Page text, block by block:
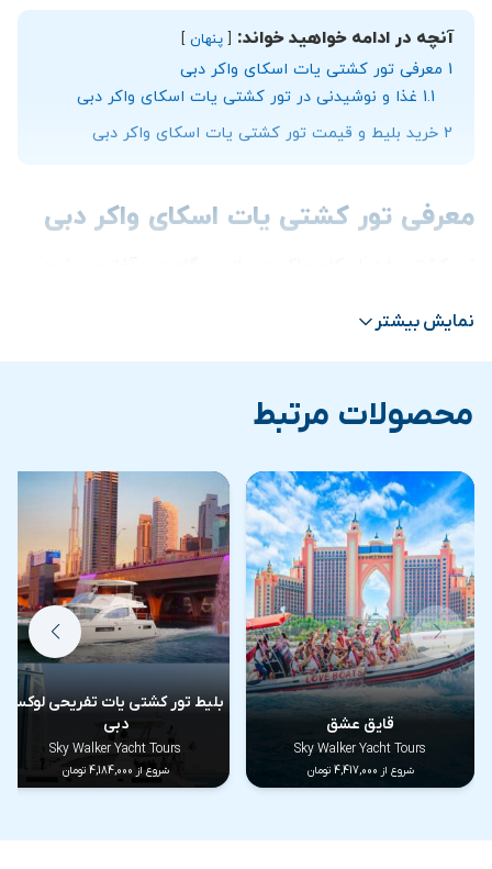
آنچه در ادامه خواهید خواند: پنهان
1 معرفی تور کشتی یات اسکای واکر دبی
1.1 غذا و نوشیدنی در تور کشتی یات اسکای واکر دبی
2 خرید بلیط و قیمت تور کشتی یات اسکای واکر دبی
معرفی تور کشتی یات اسکای واکر دبی
فراموش نشدنی را در آب های دبی به شما نوید می دهد. شما
خدمات موجود در داخل یات نهایت استفاده را ببرید.
دیدنی های خیره کننده دبی را تحسین کنیدبا دسترسی
نمایش بیشتر
محصولات مرتبط
قایق عشق
Sky Walker Yacht Tours
شروع از 4,417,000 تومان
بلیط تور کشتی یات تفریحی لوکس
دبی
Sky Walker Yacht Tours
شروع از 4,184,000 تومان